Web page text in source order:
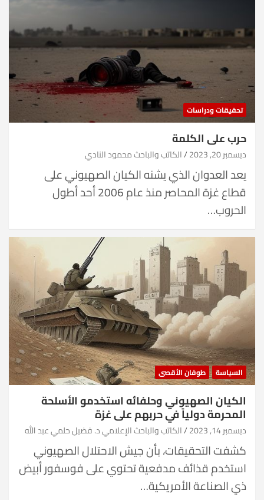
تحقيقات ودراسات
حرب على الكلمة
ديسمبر 20, 2023 الكاتب والباحث محمود النادي
يعد العدوان الذي يشنه الكيان الصهيوني على
قطاع غزة المحاصر منذ عام 2006 أحد أطول
الحروب…
السياسة طوفان الأقصى
الكيان الصهيوني وحلفائه استخدمو الأسلحة
المحرمة دولياً في حربهم على غزة
ديسمبر 14, 2023 الكاتب والباحث الإعلامي د. فضيل حلمي عبد الله
كشفت التحقيقات، بأن جيش الاحتلال الصهيوني
استخدم قذائف مدفعية تحتوي على فوسفور أبيض
ذي الصناعة الأمريكية…